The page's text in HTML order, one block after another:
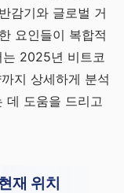
감기와 글로벌 거
요인들이 복합적
는 2025년 비트코
지 상세하게 분석
데 도움을 드리고
재 위치